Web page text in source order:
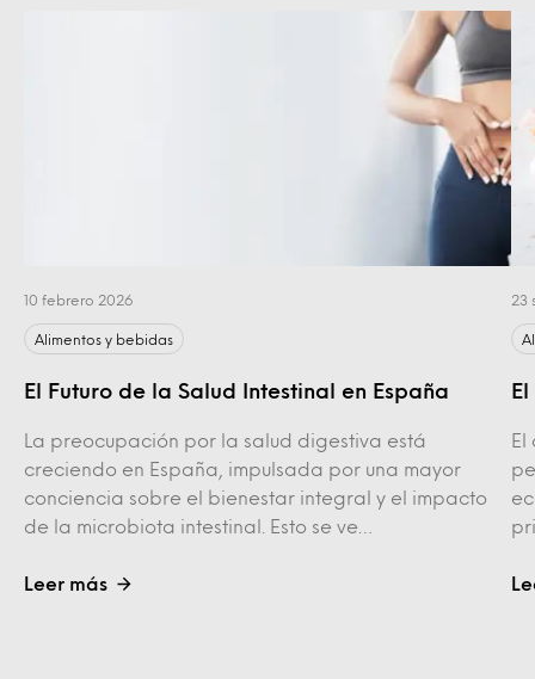
10 febrero 2026
Alimentos y bebidas
El Futuro de la Salud Intestinal en España
La preocupación por la salud digestiva está
creciendo en España, impulsada por una mayor
conciencia sobre el bienestar integral y el impacto
de la microbiota intestinal. Esto se ve…
Leer más
23
El